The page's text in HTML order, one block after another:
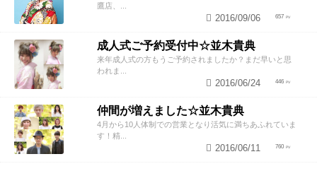
鷹店、...
657
2016/09/06
成人式ご予約受付中☆並木貴典
来年成人式の方もうご予約されましたか？まだ早いと思
われま...
446
2016/06/24
仲間が増えました☆並木貴典
4月から10人体制での営業となり活気に満ちあふれていま
す！精...
760
2016/06/11